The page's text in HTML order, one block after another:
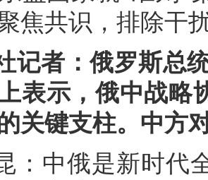
焦共识，排除干
记者：俄罗斯总
表示，俄中战略
关键支柱。中方
：中俄是新时代